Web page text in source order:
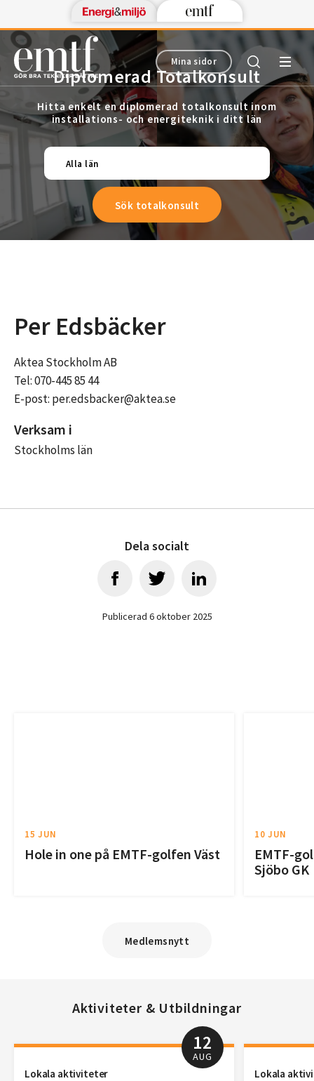
Mina sidor
Diplomerad Totalkonsult
Hitta enkelt en diplomerad totalkonsult inom
installations- och energiteknik i ditt län
Alla län
Per Edsbäcker
Aktea Stockholm AB
Tel: 070-445 85 44
E-post: per.edsbacker@aktea.se
Verksam i
Stockholms län
Dela socialt
Publicerad 6 oktober 2025
15 JUN
Hole in one på EMTF-golfen Väst
10 JUN
EMTF-
Sjöbo GK
Medlemsnytt
Aktiviteter & Utbildningar
12
AUG
Lokala aktiviteter Lokala